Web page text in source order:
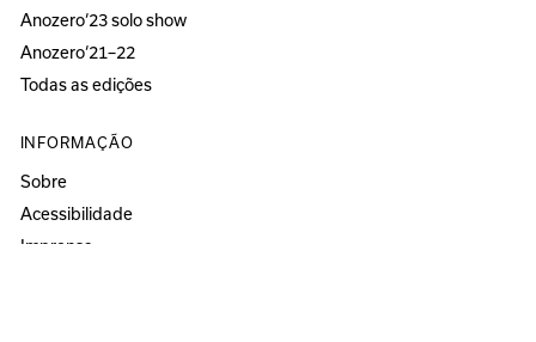
Anozero‘23 solo show
Anozero‘21–22
Todas as edições
INFORMAÇÃO
Sobre
Acessibilidade
Imprensa